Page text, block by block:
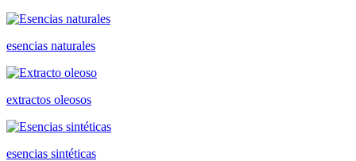
esencias naturales
extractos oleosos
esencias sintéticas